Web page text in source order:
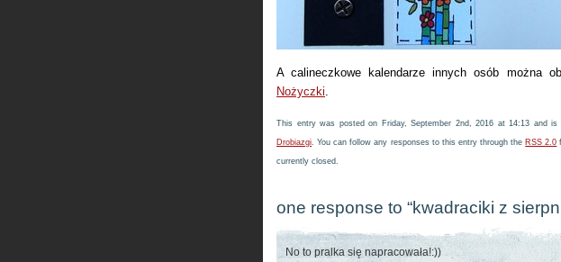
A calineczkowe kalendarze innych osób można
Nożyczki.
This entry was posted on Friday, September 2nd, 2016 at 14:13 and is
Drobiazgi. You can follow any responses to this entry through the RSS 2.0
currently closed.
one response to “kwadraciki z
No to pralka się napracowała!:))